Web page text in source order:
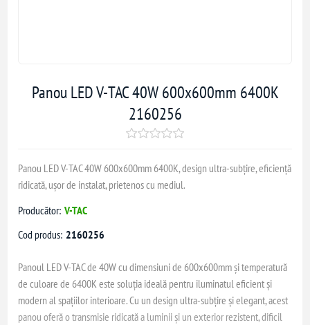
Panou LED V-TAC 40W 600x600mm 6400K
2160256
Panou LED V-TAC 40W 600x600mm 6400K, design ultra-subțire, eficiență
ridicată, ușor de instalat, prietenos cu mediul.
Producător: V-TAC
Cod produs: 2160256
Panoul LED V-TAC de 40W cu dimensiuni de 600x600mm și temperatură
de culoare de 6400K este soluția ideală pentru iluminatul eficient și
modern al spațiilor interioare. Cu un design ultra-subțire și elegant, acest
panou oferă o transmisie ridicată a luminii și un exterior rezistent, dificil